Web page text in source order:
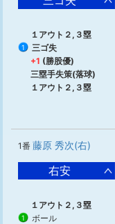
１アウト２,３塁
1
三ゴ失
+1 (勝股優)
三塁手失策(落球)
１アウト２,３塁
1番 藤原 秀次(右)
右安
１アウト２,３塁
1 ボール